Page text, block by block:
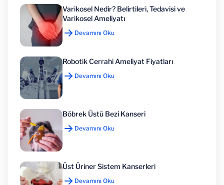
Varikosel Nedir? Belirtileri, Tedavisi ve
Varikosel Ameliyatı
Devamını Oku
Robotik Cerrahi Ameliyat Fiyatları
Devamını Oku
Böbrek Üstü Bezi Kanseri
Devamını Oku
Üst Üriner Sistem Kanserleri
Devamını Oku